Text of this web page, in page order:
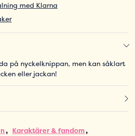
med Klarna
på nyckelknippan, men kan såklart
eller jackan!
Karaktärer & fandom